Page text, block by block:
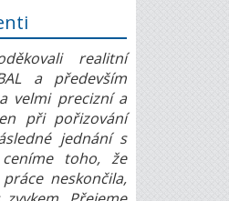
realitní
a především
velmi precizní a
při pořizování
jednání s
toho, že
neskončila,